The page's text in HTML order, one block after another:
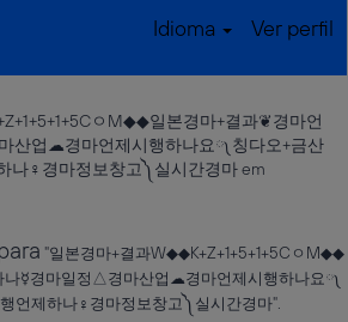
Idioma Ver perfil
ㅇM◆◆일본경마+결과❦경마언
산업☁경마언제시행하나요༾칭다오+금산
나♀경마정보창고༽실시간경마 em
"일본경마+결과W◆◆K+Z+1+5+1+5CㅇM◆◆
나☿경마일정△경마산업☁경마언제시행하나요༾
언제하나♀경마정보창고༽실시간경마".